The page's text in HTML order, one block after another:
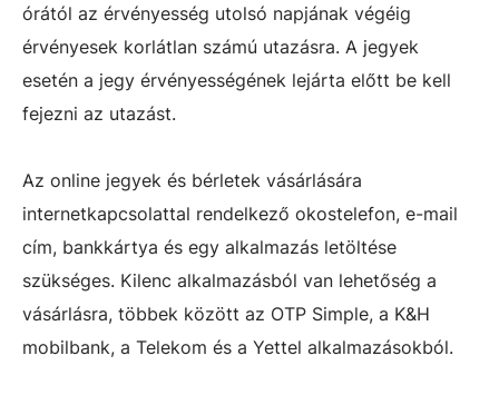
órától az érvényesség utolsó napjának végéig
érvényesek korlátlan számú utazásra. A jegyek
esetén a jegy érvényességének lejárta előtt be kell
fejezni az utazást.
Az online jegyek és bérletek vásárlására
internetkapcsolattal rendelkező okostelefon, e-mail
cím, bankkártya és egy alkalmazás letöltése
szükséges. Kilenc alkalmazásból van lehetőség a
vásárlásra, többek között az OTP Simple, a K&H
mobilbank, a Telekom és a Yettel alkalmazásokból.